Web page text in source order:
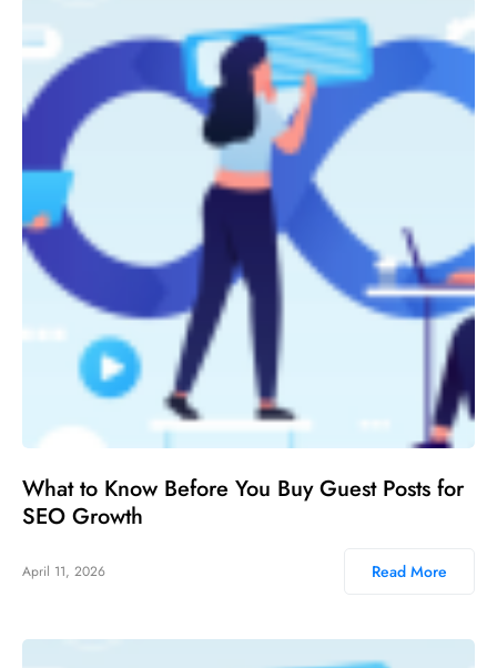
What to Know Before You Buy Guest Posts for
SEO Growth
April 11, 2026 Read More